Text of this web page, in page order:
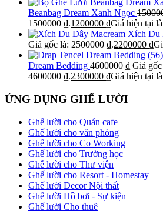
Beanbag Dream Xanh Ngọc
1500000 ₫.1200000 ₫Giá hiện tại
Xích Đu
Giá gốc là: 2500000 ₫.2200000 ₫
Dream Bedding 4600000₫ Giá gốc
4600000 ₫.2300000 ₫Giá hiện tại
ỨNG DỤNG GHẾ LƯỜI
Ghế lười cho Quán cafe
Ghế lười cho văn phòng
Ghế lười cho Co Working
Ghế lười cho Trường học
Ghế lười cho Thư viện
Ghế lười cho Resort - Homestay
Ghế lười Decor Nội thất
Ghế lười Hồ bơi - Sự kiện
Ghế lười Cho thuê